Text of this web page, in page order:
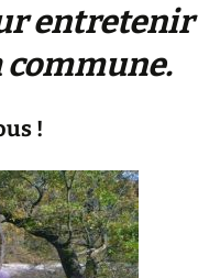
entretenir
commune.
!